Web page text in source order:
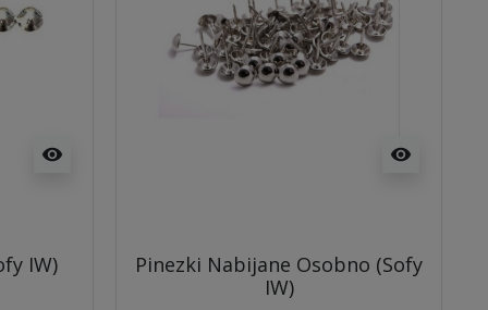
visibility
IW)
visibility
Pinezki Nabijane Osobno (Sofy
IW)